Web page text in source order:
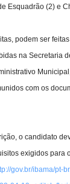
Esquadrão (2) e
podem ser
na Secretaria
com os
o candidato
exigidos para
gov.br/ibama/pt-